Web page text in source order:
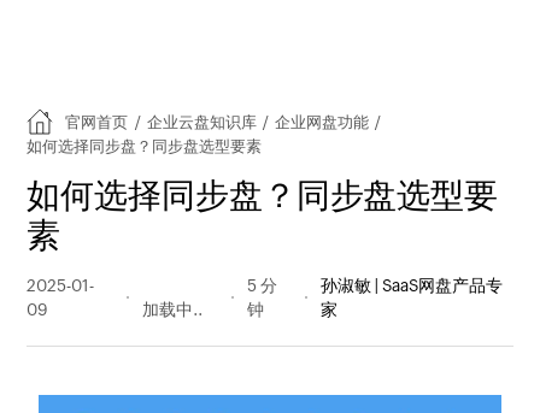
官网首页 / 企业云盘知识库 / 企业网盘功能 /
如何选择同步盘？同步盘选型要素
如何选择同步盘？同步盘选型要
素
2025-01-
09
量
5 分
钟
孙淑敏 | SaaS网盘产品专
家